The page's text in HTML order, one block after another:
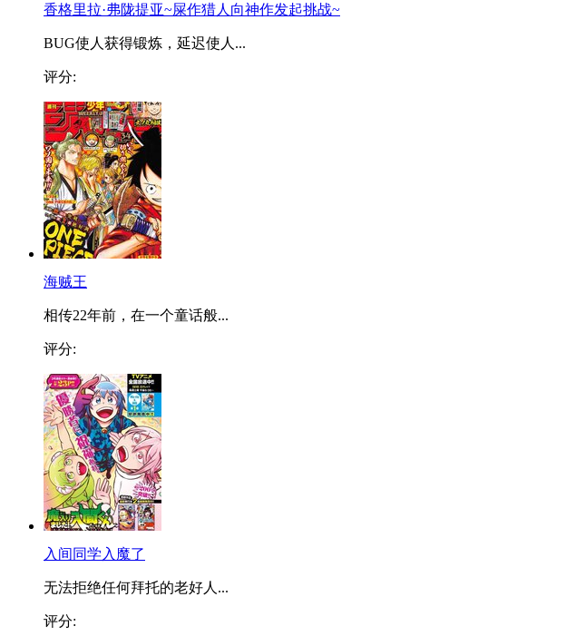
香格里拉·弗陇提亚~屎作猎人向神作发起挑战~
BUG使人获得锻炼，延迟使人...
评分:
海贼王
相传22年前，在一个童话般...
评分:
入间同学入魔了
无法拒绝任何拜托的老好人...
评分: